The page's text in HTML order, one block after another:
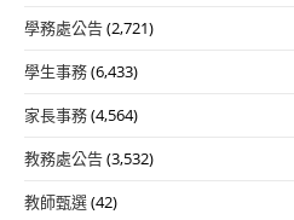
學務處公告(2,721)
學生事務(6,433)
家長事務(4,564)
教務處公告(3,532)
教師甄選(42)